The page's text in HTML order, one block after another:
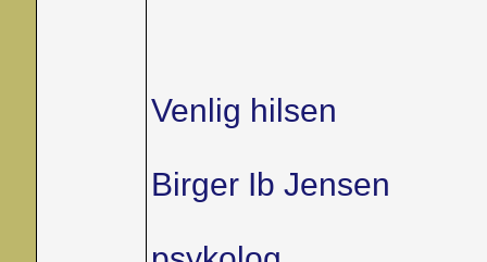
Venlig hilsen
Birger Ib Jensen